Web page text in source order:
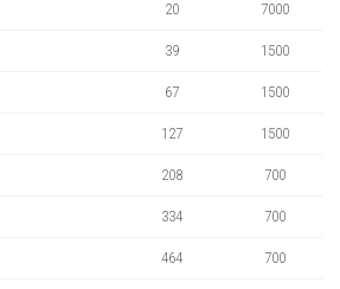
20 7000
39 1500
67 1500
127 1500
208 700
334 700
464 700